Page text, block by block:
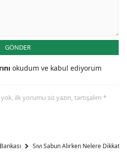
GÖNDER
okudum ve kabul ediyorum
ilk yorumu siz yazın, tartışalım *
Sıvı Sabun Alırken Nelere Dikkat